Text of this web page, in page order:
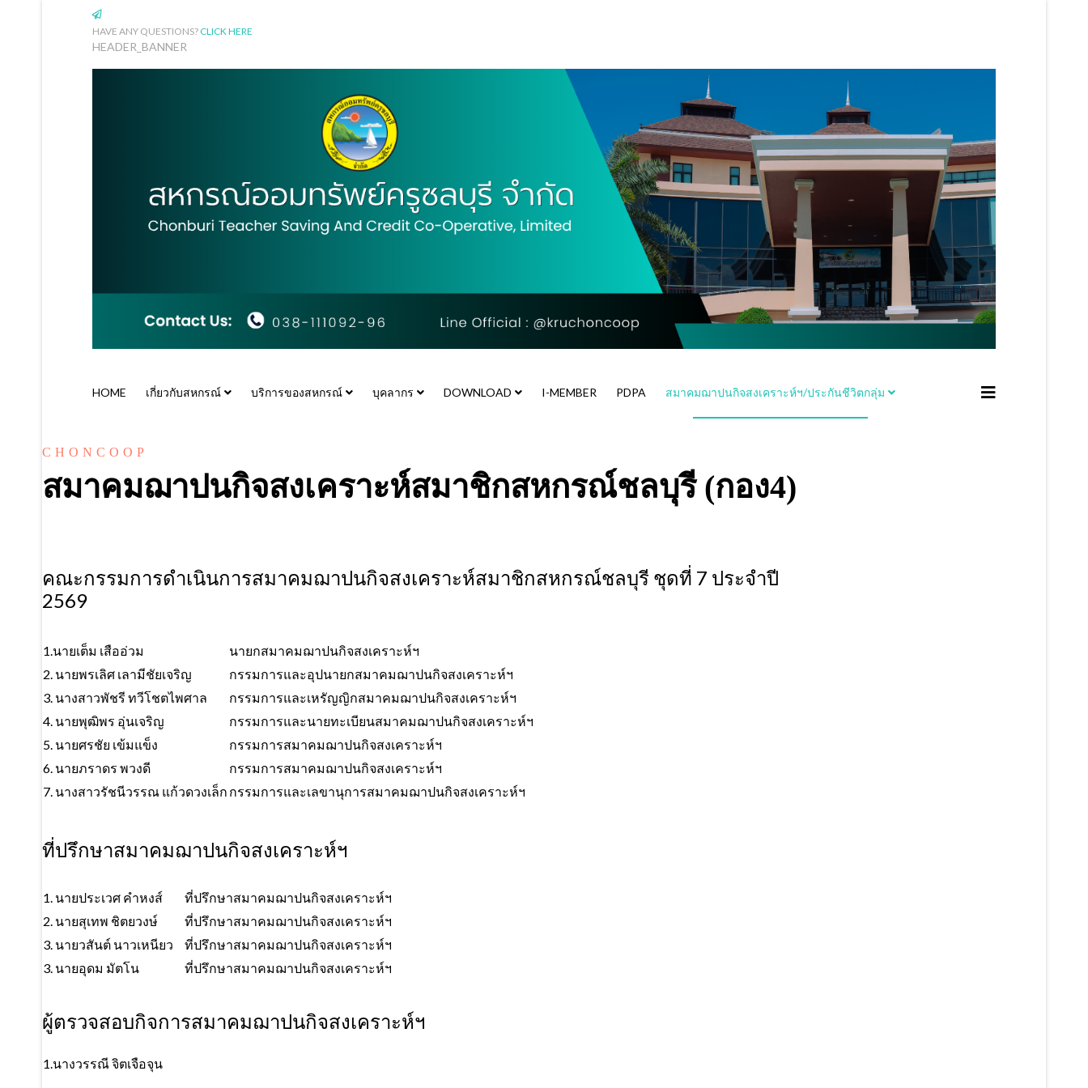
HAVE ANY QUESTIONS? CLICK HERE
HEADER_BANNER
HOME เกี่ยวกับสหกรณ์ บริการของสหกรณ์ บุคลากร DOWNLOAD I-MEMBER PDPA สมาคมฌาปนกิจสงเคราะห์ฯ/ประกันชีวิตกลุ่ม
CHONCOOP
สมาคมฌาปนกิจสงเคราะห์สมาชิกสหกรณ์ชลบุรี (กอง4)
คณะกรรมการดำเนินการสมาคมฌาปนกิจสงเคราะห์สมาชิกสหกรณ์ชลบุรี ชุดที่ 7 ประจำปี
2569
1.นายเต็ม เสืออ่วม
นายกสมาคมฌาปนกิจสงเคราะห์ฯ
2. นายพรเลิศ เลามีชัยเจริญ
กรรมการและอุปนายกสมาคมฌาปนกิจสงเคราะห์ฯ
3. นางสาวพัชรี ทวีโชตไพศาล
กรรมการและเหรัญญิกสมาคมฌาปนกิจสงเคราะห์ฯ
4. นายพุฒิพร อุ่นเจริญ
กรรมการและนายทะเบียนสมาคมฌาปนกิจสงเคราะห์ฯ
5. นายศรชัย เข้มแข็ง
กรรมการสมาคมฌาปนกิจสงเคราะห์ฯ
6. นายภราดร พวงดี
กรรมการสมาคมฌาปนกิจสงเคราะห์ฯ
7. นางสาวรัชนีวรรณ แก้วดวงเล็ก กรรมการและเลขานุการสมาคมฌาปนกิจสงเคราะห์ฯ
ที่ปรึกษาสมาคมฌาปนกิจสงเคราะห์ฯ
1. นายประเวศ คำหงส์
ที่ปรึกษาสมาคมฌาปนกิจสงเคราะห์ฯ
2. นายสุเทพ ชิตยวงษ์
ที่ปรึกษาสมาคมฌาปนกิจสงเคราะห์ฯ
3. นายวสันต์ นาวเหนียว
ที่ปรึกษาสมาคมฌาปนกิจสงเคราะห์ฯ
3. นายอุดม มัตโน
ที่ปรึกษาสมาคมฌาปนกิจสงเคราะห์ฯ
ผู้ตรวจสอบกิจการสมาคมฌาปนกิจสงเคราะห์ฯ
1.นางวรรณี จิตเจือจุน